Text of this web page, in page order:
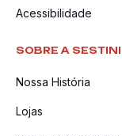
Acessibilidade
SOBRE A SESTINI
Nossa História
Lojas